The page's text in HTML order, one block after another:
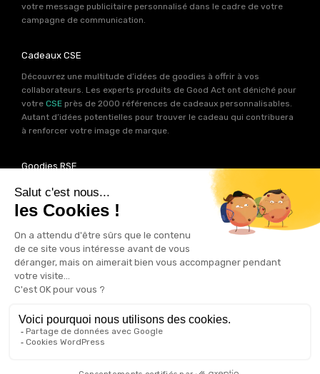
votre message publicitaire personnalisé dans le cadre de votre
campagne de communication.
Cadeaux CSE
Découvrez une multitude d’idées de goodies à offrir à vos
collaborateurs. Les experts produits de Good Act ont déniché pour
votre CSE près de 2000 références de cadeaux personnalisables.
Autant d’idées potentielles pour trouver le cadeau qui contribuera
à renforcer votre image de marque.
Goodies RSE
Vous souhaitez communiquer en accord avec vos valeurs ? Ca
tombe bien ! Un grand nombre de produits présents sur Good Act
sont fabriqués en France et en Europe.
Notre sélection RSEvous
permet de trouver un goodies parfait pour votre campagne de
communication. Des produits fabriqués avec amour dans de
bonnes conditions et un impact limité sur la planête.